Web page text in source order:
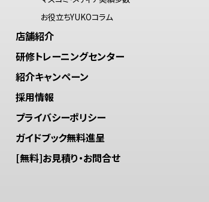
お役立ちYUKOコラム
店舗紹介
研修トレーニングセンター
紹介キャンペーン
採用情報
プライバシーポリシー
ガイドブック無料進呈
[無料]お見積り・お問合せ